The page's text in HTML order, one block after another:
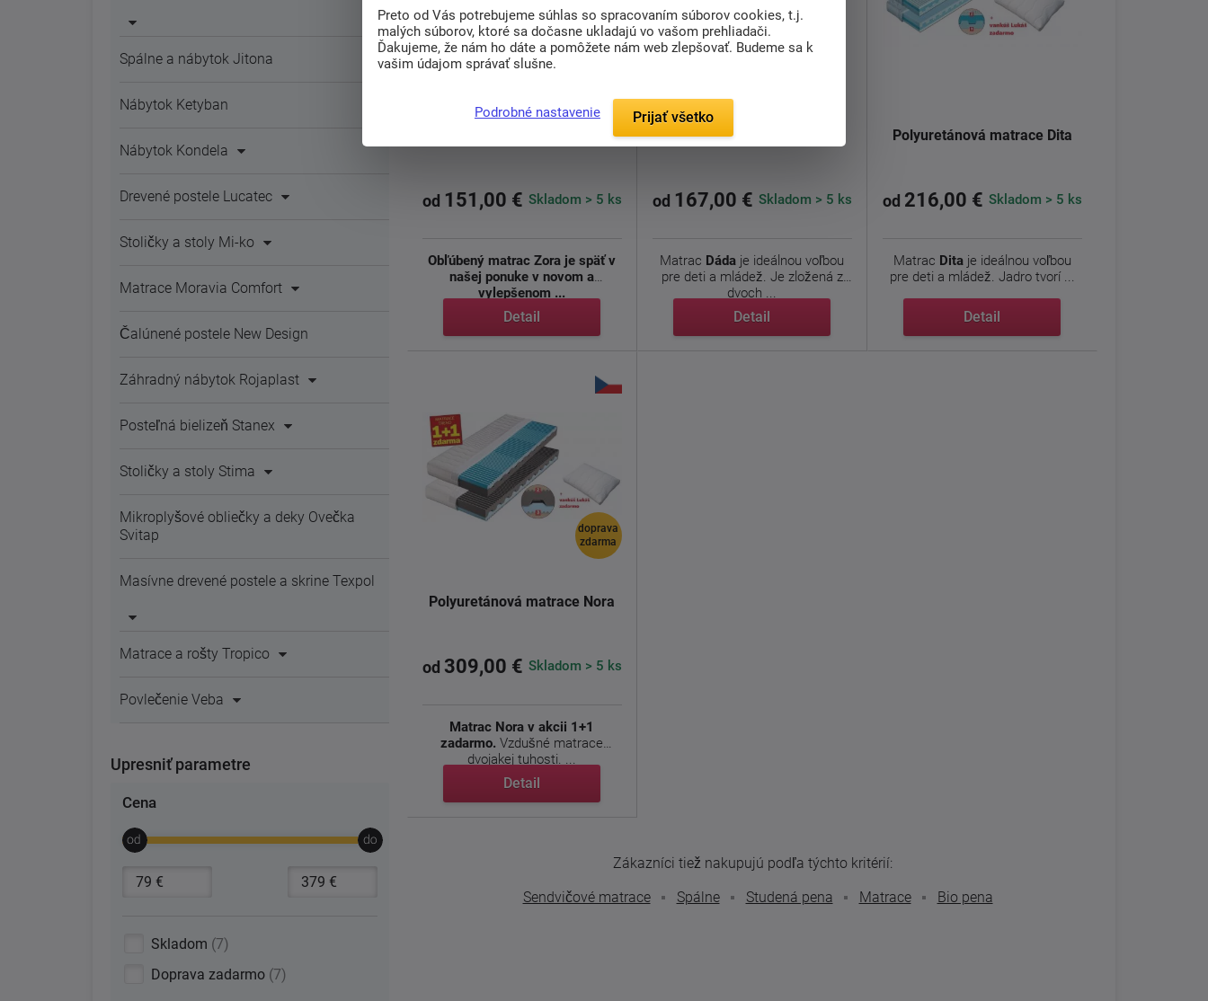
Spálne a nábytok Jitona
Nábytok Ketyban
Nábytok Kondela
Drevené postele Lucatec
Stoličky a stoly Mi-ko
Matrace Moravia Comfort
Čalúnené postele New Design
Záhradný nábytok Rojaplast
Posteľná bielizeň Stanex
Stoličky a stoly Stima
Mikroplyšové obliečky a deky Ovečka
Svitap
Masívne drevené postele a skrine Texpol
Matrace a rošty Tropico
Povlečenie Veba
Upresniť parametre
Cena
Skladom 7
Doprava zadarmo 7
od 151,00 € Skladom > 5 ks
Obľúbený matrac Zora je späť v
našej ponuke v novom a
vylepšenom ...
Detail
Polyuretánová matrace Dáda
od 167,00 € Skladom > 5 ks
Matrac Dáda je ideálnou voľbou
pre deti a mládež. Je zložená z
dvoch ...
Detail
Polyuretánová matrace Dita
od 216,00 € Skladom > 5 ks
Matrac Ditaje ideálnou voľbou
pre deti a mládež. Jadro tvorí ...
Detail
doprava
zdarma
Polyuretánová matrace Nora
od 309,00 € Skladom > 5 ks
Matrac Nora v akcii 1+1
zadarmo. Vzdušné matrace
dvojakej tuhosti. ...
Detail
Zákazníci tiež nakupujú podľa týchto kritérií:
Sendvičové matrace
Spálne Studená pena Matrace Bio pena
Preto od Vás potrebujeme súhlas so spracovaním súborov cookies, t.j.
malých súborov, ktoré sa dočasne ukladajú vo vašom prehliadači.
Ďakujeme, že nám ho dáte a pomôžete nám web zlepšovať. Budeme sa k
vašim údajom správať slušne.
Podrobné nastavenie Prijať všetko